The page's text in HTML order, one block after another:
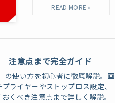
注意点まで完全ガイド
の使い方を初心者に徹底解説。画
ライヤーやストップロス設定、
くべき注意点まで詳しく解説。